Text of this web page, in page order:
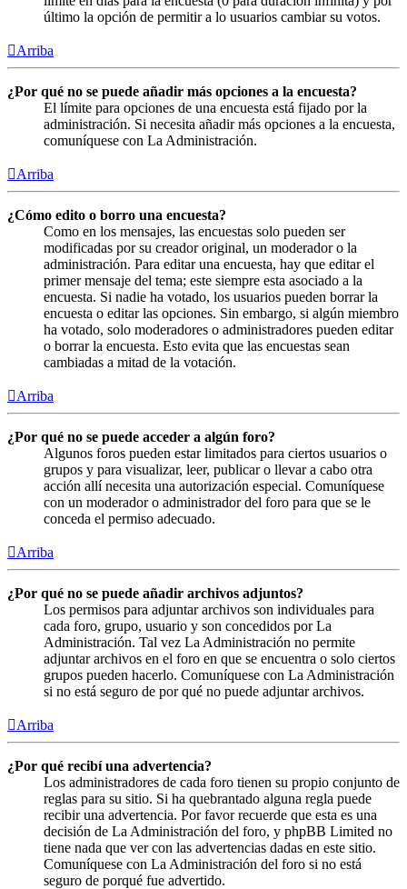
último la opción de permitir a lo usuarios cambiar su votos.
Arriba
¿Por qué no se puede añadir más opciones a la encuesta?
El límite para opciones de una encuesta está fijado por la
administración. Si necesita añadir más opciones a la encuesta,
comuníquese con La Administración.
Arriba
¿Cómo edito o borro una encuesta?
Como en los mensajes, las encuestas solo pueden ser
modificadas por su creador original, un moderador o la
administración. Para editar una encuesta, hay que editar el
primer mensaje del tema; este siempre esta asociado a la
encuesta. Si nadie ha votado, los usuarios pueden borrar la
encuesta o editar las opciones. Sin embargo, si algún miembro
ha votado, solo moderadores o administradores pueden editar
o borrar la encuesta. Esto evita que las encuestas sean
cambiadas a mitad de la votación.
Arriba
¿Por qué no se puede acceder a algún foro?
Algunos foros pueden estar limitados para ciertos usuarios o
grupos y para visualizar, leer, publicar o llevar a cabo otra
acción allí necesita una autorización especial. Comuníquese
con un moderador o administrador del foro para que se le
conceda el permiso adecuado.
Arriba
¿Por qué no se puede añadir archivos adjuntos?
Los permisos para adjuntar archivos son individuales para
cada foro, grupo, usuario y son concedidos por La
Administración. Tal vez La Administración no permite
adjuntar archivos en el foro en que se encuentra o solo ciertos
grupos pueden hacerlo. Comuníquese con La Administración
si no está seguro de por qué no puede adjuntar archivos.
Arriba
¿Por qué recibí una advertencia?
Los administradores de cada foro tienen su propio conjunto de
reglas para su sitio. Si ha quebrantado alguna regla puede
recibir una advertencia. Por favor recuerde que esta es una
decisión de La Administración del foro, y phpBB Limited no
tiene nada que ver con las advertencias dadas en este sitio.
Comuníquese con La Administración del foro si no está
seguro de porqué fue advertido.